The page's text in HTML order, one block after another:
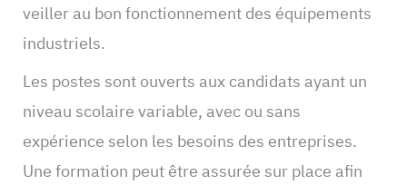
veiller au bon fonctionnement des équipements
industriels.
Les postes sont ouverts aux candidats ayant un
niveau scolaire variable, avec ou sans
expérience selon les besoins des entreprises.
Une formation peut être assurée sur place afin